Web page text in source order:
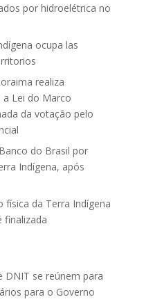
por hidroelétrica no
ocupa las
realiza
Lei do Marco
da votação pelo
do Brasil por
Indígena, após
física da Terra Indígena
finalizada
DNIT se reúnem para
para o Governo